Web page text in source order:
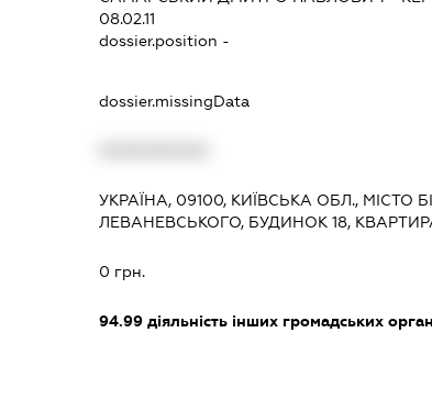
08.02.11
dossier.position -
dossier.missingData
УКРАЇНА, 09100, КИЇВСЬКА ОБЛ., МІСТО
ЛЕВАНЕВСЬКОГО, БУДИНОК 18,
0 грн.
94.99 діяльність інших громадських